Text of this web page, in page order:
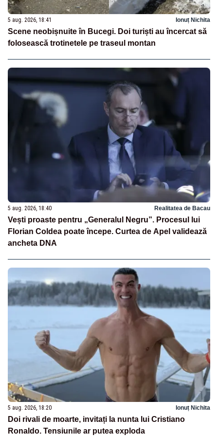
5 aug. 2026, 18:41 Ionuț Nichita
Scene neobișnuite în Bucegi. Doi turiști au încercat să
folosească trotinetele pe traseul montan
5 aug. 2026, 18:40 Realitatea de Bacau
Vești proaste pentru „Generalul Negru”. Procesul lui
Florian Coldea poate începe. Curtea de Apel validează
ancheta DNA
5 aug. 2026, 18:20 Ionuț Nichita
Doi rivali de moarte, invitați la nunta lui Cristiano
Ronaldo. Tensiunile ar putea exploda